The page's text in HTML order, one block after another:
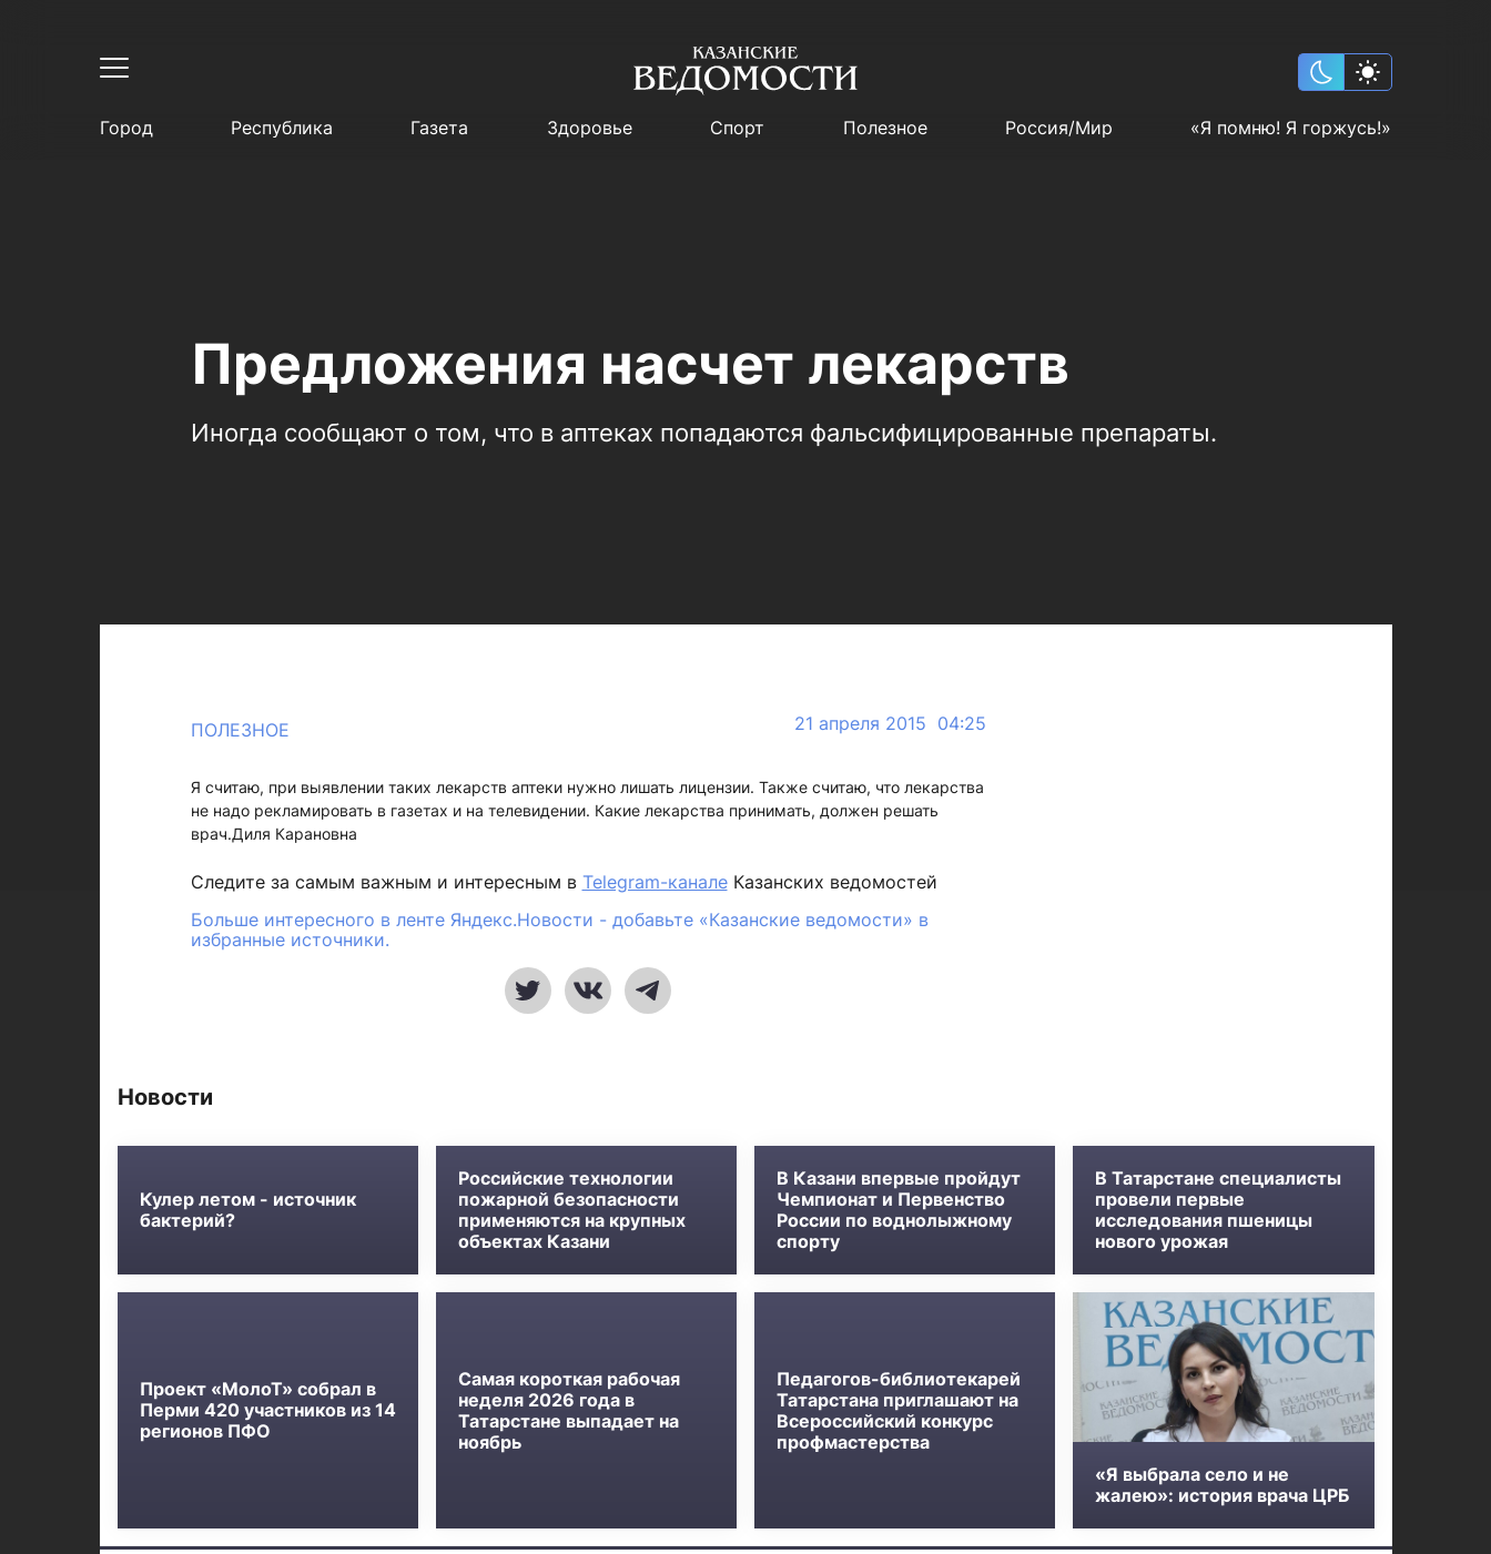
Город Республика Газета Здоровье Спорт Полезное Россия/Мир «Я помню! Я горжусь!»
Предложения насчет лекарств
Иногда сообщают о том, что в аптеках попадаются фальсифицированные препараты.
ПОЛЕЗНОЕ 21 апреля 2015 04:25
Я считаю, при выявлении таких лекарств аптеки нужно лишать лицензии. Также считаю, что лекарства
не надо рекламировать в газетах и на телевидении. Какие лекарства принимать, должен решать
врач.Диля Карановна
Следите за самым важным и интересным в Telegram-каналеКазанских ведомостей
Больше интересного в ленте Яндекс.Новости - добавьте «Казанские ведомости» в
избранные источники.
Новости
Кулер летом - источник
бактерий?
Российские технологии
пожарной безопасности
применяются на крупных
объектах Казани
В Казани впервые пройдут
Чемпионат и Первенство
России по воднолыжному
спорту
В Татарстане специалисты
провели первые
исследования пшеницы
нового урожая
Проект «МолоТ» собрал в
Перми 420 участников из 14
регионов ПФО
Самая короткая рабочая
неделя 2026 года в
Татарстане выпадает на
ноябрь
Педагогов-библиотекарей
Татарстана приглашают на
Всероссийский конкурс
профмастерства
«Я выбрала село и не
жалею»: история врача ЦРБ